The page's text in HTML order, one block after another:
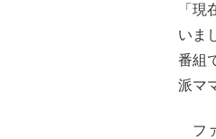
「
いま
番組
派マ
フ